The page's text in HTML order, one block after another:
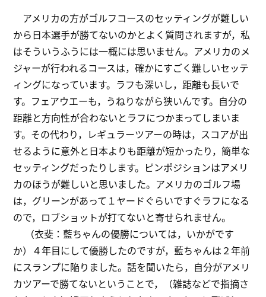
アメリカの方がゴルフコースのセッティングが難しい
から日本選手が勝てないのかとよく質問されますが，私
はそういうふうには一概には思いません。アメリカのメ
ジャーが行われるコースは，確かにすごく難しいセッテ
ィングになっています。ラフも深いし，距離も長いで
す。フェアウエーも，うねりながら狭いんです。自分の
距離と方向性が合わないとラフにつかまってしまいま
す。その代わり，レギュラーツアーの時は，スコアが出
せるように意外と日本よりも距離が短かったり，簡単な
セッティングだったりします。ピンポジションはアメリ
カのほうが難しいと思いました。アメリカのゴルフ場
は，グリーンがあって１ヤードぐらいですぐラフになる
ので，ロブショットが打てないと寄せられません。
（衣斐：藍ちゃんの優勝については，いかがです
か）４年目にして優勝したのですが，藍ちゃんは２年前
にスランプに陥りました。話を聞いたら，自分がアメリ
カツアーで勝てないということで，（雑誌などで指摘さ